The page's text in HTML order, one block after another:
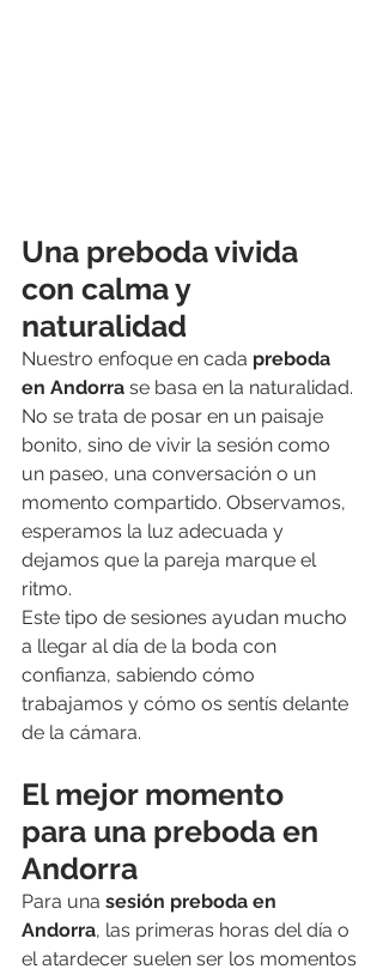
Una preboda vivida
con calma y
naturalidad
Nuestro enfoque en cada preboda
en Andorra se basa en la naturalidad.
No se trata de posar en un paisaje
bonito, sino de vivir la sesión como
un paseo, una conversación o un
momento compartido. Observamos,
esperamos la luz adecuada y
dejamos que la pareja marque el
ritmo.
Este tipo de sesiones ayudan mucho
a llegar al día de la boda con
confianza, sabiendo cómo
trabajamos y cómo os sentís delante
de la cámara.
El mejor momento
para una preboda en
Andorra
Para una sesión preboda en
Andorra, las primeras horas del día o
el atardecer suelen ser los momentos